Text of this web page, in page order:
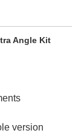
Angle Kit
version